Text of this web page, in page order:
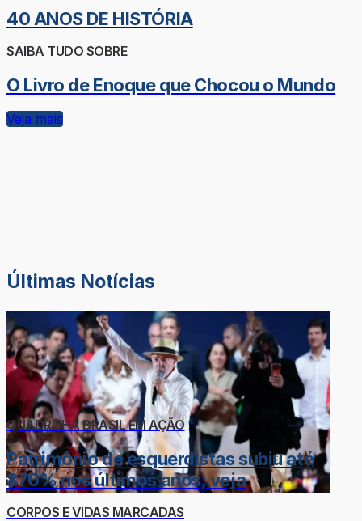
40 ANOS DE HISTÓRIA
SAIBA TUDO SOBRE
O Livro de Enoque que Chocou o Mundo
Veja mais
Últimas Notícias
QUADRILHA BRASIL EM AÇÃO
Patrimônio de esquerdistas subiu até
870% nos últimos anos; veja
CORPOS E VIDAS MARCADAS